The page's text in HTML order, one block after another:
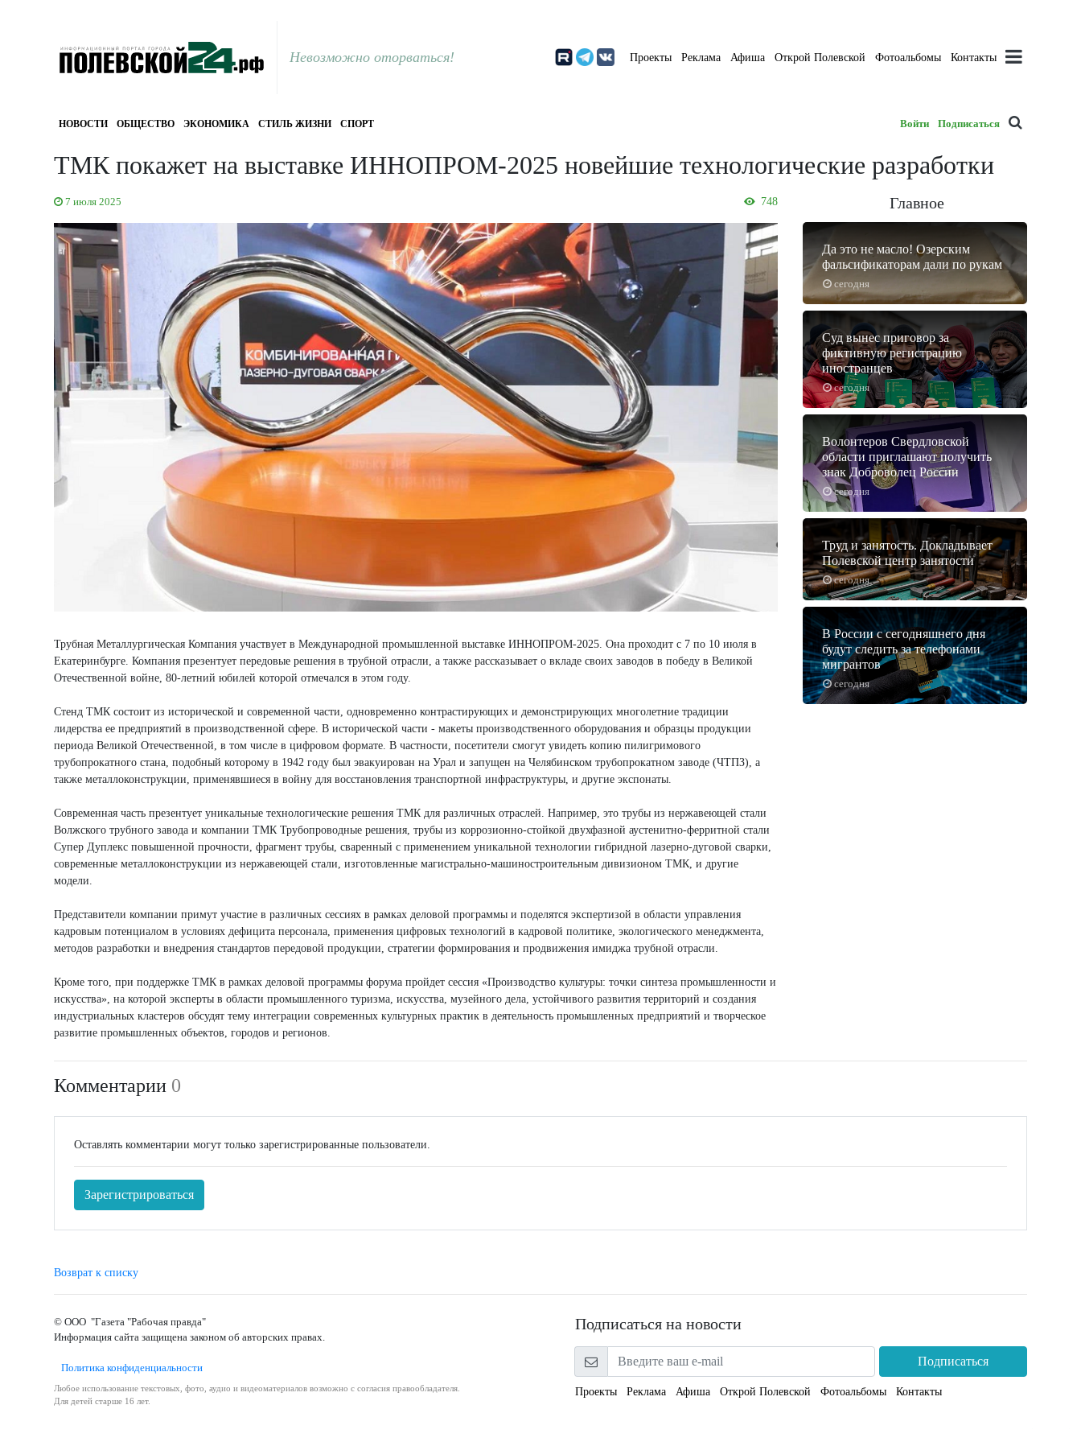
Невозможно оторваться! Проекты Реклама Афиша Открой Полевской Фотоальбомы Контакты
НОВОСТИ ОБЩЕСТВО ЭКОНОМИКА СТИЛЬ ЖИЗНИ СПОРТ Войти Подписаться
ТМК покажет на выставке ИННОПРОМ-2025 новейшие технологические разработки
7 июля 2025 748
Трубная Металлургическая Компания участвует в Международной промышленной выставке ИННОПРОМ-2025. Она проходит с 7 по 10 июля в
Екатеринбурге. Компания презентует передовые решения в трубной отрасли, а также рассказывает о вкладе своих заводов в победу в Великой
Отечественной войне, 80-летний юбилей которой отмечался в этом году.
Стенд ТМК состоит из исторической и современной части, одновременно контрастирующих и демонстрирующих многолетние традиции
лидерства ее предприятий в производственной сфере. В исторической части - макеты производственного оборудования и образцы продукции
периода Великой Отечественной, в том числе в цифровом формате. В частности, посетители смогут увидеть копию пилигримового
трубопрокатного стана, подобный которому в 1942 году был эвакуирован на Урал и запущен на Челябинском трубопрокатном заводе (ЧТПЗ), а
также металлоконструкции, применявшиеся в войну для восстановления транспортной инфраструктуры, и другие экспонаты.
Современная часть презентует уникальные технологические решения ТМК для различных отраслей. Например, это трубы из нержавеющей стали
Волжского трубного завода и компании ТМК Трубопроводные решения, трубы из коррозионно-стойкой двухфазной аустенитно-ферритной стали
Супер Дуплекс повышенной прочности, фрагмент трубы, сваренный с применением уникальной технологии гибридной лазерно-дуговой сварки,
современные металлоконструкции из нержавеющей стали, изготовленные магистрально-машиностроительным дивизионом ТМК, и другие
модели.
Представители компании примут участие в различных сессиях в рамках деловой программы и поделятся экспертизой в области управления
кадровым потенциалом в условиях дефицита персонала, применения цифровых технологий в кадровой политике, экологического менеджмента,
методов разработки и внедрения стандартов передовой продукции, стратегии формирования и продвижения имиджа трубной отрасли.
Кроме того, при поддержке ТМК в рамках деловой программы форума пройдет сессия «Производство культуры: точки синтеза промышленности и
искусства», на которой эксперты в области промышленного туризма, искусства, музейного дела, устойчивого развития территорий и создания
индустриальных кластеров обсудят тему интеграции современных культурных практик в деятельность промышленных предприятий и творческое
развитие промышленных объектов, городов и регионов.
Главное
сегодня
Да это не масло! Озерским
фальсификаторам дали по рукам
сегодня
Суд вынес приговор за
фиктивную регистрацию
иностранцев
сегодня
Волонтеров Свердловской
области приглашают получить
знак Доброволец России
сегодня
Труд и занятость. Докладывает
Полевской центр занятости
сегодня
В России с сегодняшнего дня
будут следить за телефонами
мигрантов
Комментарии 0
Оставлять комментарии могут только зарегистрированные пользователи.
Зарегистрироваться
Возврат к списку
© ООО "Газета "Рабочая правда"
Информация сайта защищена законом об авторских правах.
Политика конфиденциальности
Любое использование текстовых, фото, аудио и видеоматериалов возможно с согласия правообладателя.
Для детей старше 16 лет.
Подписаться на новости
Подписаться
Проекты Реклама Афиша Открой Полевской Фотоальбомы Контакты